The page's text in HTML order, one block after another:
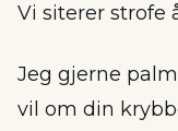
Vi siterer strofe
Jeg gjerne
vil om din